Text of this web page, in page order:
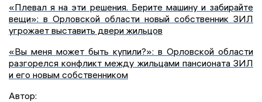
«Плевал я на эти решения. Берите машину и забирайте
вещи»: в Орловской области новый собственник ЗИЛ
угрожает выставить двери жильцов
«Вы меня может быть купили?»: в Орловской области
разгорелся конфликт между жильцами пансионата ЗИЛ
и его новым собственником
Автор: